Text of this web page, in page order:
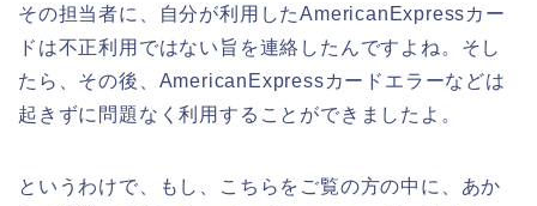
その担当者に、自分が利用したAmericanExpressカー
ドは不正利用ではない旨を連絡したんですよね。そし
たら、その後、AmericanExpressカードエラーなどは
起きずに問題なく利用することができましたよ。
というわけで、もし、こちらをご覧の方の中に、あか